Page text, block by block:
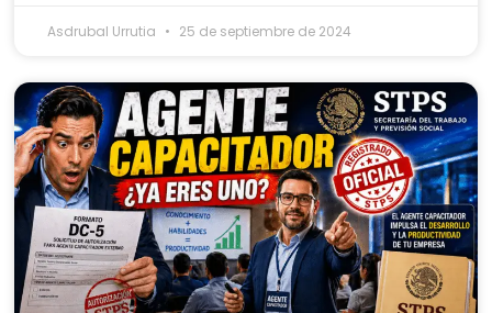
Asdrubal Urrutia 25 de septiembre de 2024